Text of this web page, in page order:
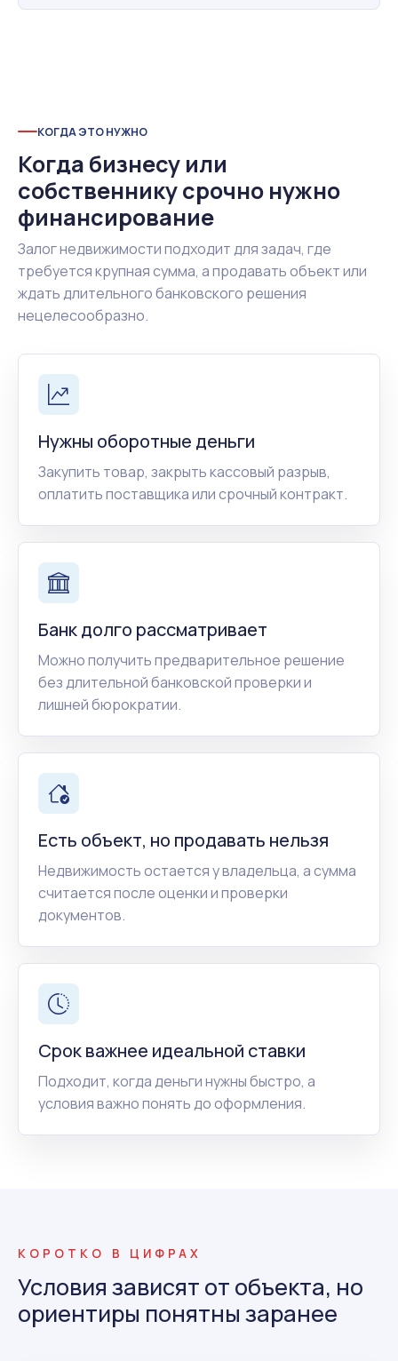
КОГДА ЭТО НУЖНО
Когда бизнесу или
собственнику срочно нужно
финансирование
Залог недвижимости подходит для задач, где
требуется крупная сумма, а продавать объект или
ждать длительного банковского решения
нецелесообразно.
Нужны оборотные деньги
Закупить товар, закрыть кассовый разрыв,
оплатить поставщика или срочный контракт.
Банк долго рассматривает
Можно получить предварительное решение
без длительной банковской проверки и
лишней бюрократии.
Есть объект, но продавать нельзя
Недвижимость остается у владельца, а сумма
считается после оценки и проверки
документов.
Срок важнее идеальной ставки
Подходит, когда деньги нужны быстро, а
условия важно понять до оформления.
КОРОТКО В ЦИФРАХ
Условия зависят от объекта, но
ориентиры понятны заранее